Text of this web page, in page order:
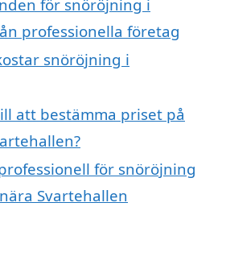
för snöröjning i
professionella företag
snöröjning i
att bestämma priset på
för snöröjning
Svartehallen